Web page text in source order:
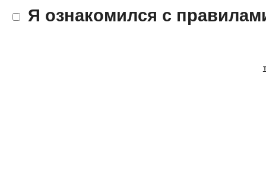
Я ознакомился с